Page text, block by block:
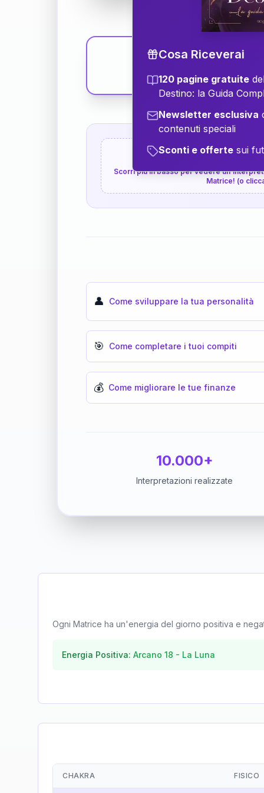
👇 P.S. Interpretazione
Scorri più in basso per vedere
Matrice! (o
👤 Come sviluppare la tua personalità
🎯 Come completare i tuoi compiti
💰 Come migliorare le tue finanze
10.000+
Interpretazioni realizzate
Ogni Matrice ha un'energia del giorno positiva e
Energia Positiva: Arcano 18 - La Luna
CHAKRA FISICO
Cosa Riceverai
120 pagine gratuite
Destino: la Guida
Newsletter esclusiva
contenuti speciali
Sconti e offerte sui